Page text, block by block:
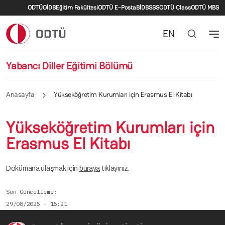
Ana içeriğe atlaİkincil menü
ODTÜOİDBEğitim FakültesiODTÜ E-PostaBİDBSSSODTÜ ClassODTÜ MBS
Yabancı Diller Eğitimi Bölümü
EN
Anasayfa Yükseköğretim Kurumları için Erasmus El Kitabı
Yükseköğretim Kurumları için
Erasmus El Kitabı
Dokümana ulaşmak için buraya tıklayınız.
Son Güncelleme
29/08/2025 - 15:21